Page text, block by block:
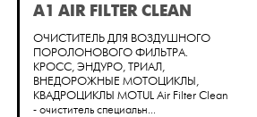
A1 AIR FILTER CLEAN
ОЧИСТИТЕЛЬ ДЛЯ ВОЗДУШНОГО
ПОРОЛОНОВОГО ФИЛЬТРА.
КРОСС, ЭНДУРО, ТРИАЛ,
ВНЕДОРОЖНЫЕ МОТОЦИКЛЫ,
КВАДРОЦИКЛЫ MOTUL Air Filter Clean
- очиститель специальн...